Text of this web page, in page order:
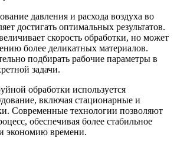
давления и расхода воздуха во
достигать оптимальных результатов.
скорость обработки, но может
более деликатных материалов.
подбирать рабочие параметры в
задачи.
обработки используется
включая стационарные и
Современные технологии позволяют
обеспечивая более стабильное
экономию времени.